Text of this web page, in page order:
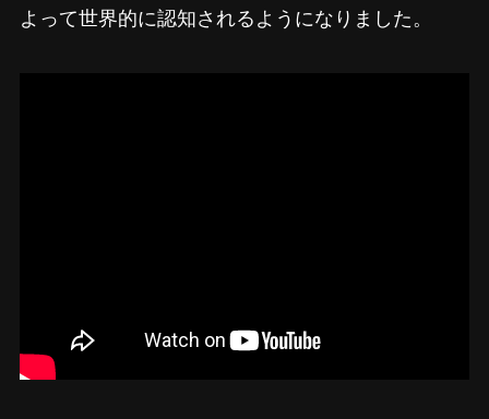
よって世界的に認知されるようになりました。